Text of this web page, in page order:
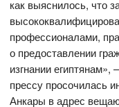
как выяснилось, что
профессионалами,
о предоставлении
изгнании
прессу просочилась
Анкары в адрес